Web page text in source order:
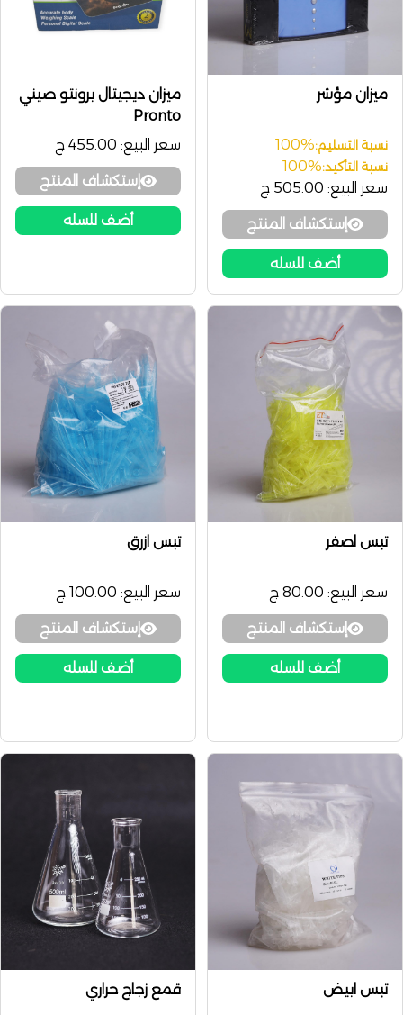
ميزان مؤشر
نسبة التسليم:100%
نسبة التأكيد:100%
سعر البيع: 505.00 ج
إستكشاف المنتج
أضف للسله
ميزان ديجيتال برونتو صيني
Pronto
سعر البيع: 455.00 ج
إستكشاف المنتج
أضف للسله
تبس اصفر
سعر البيع: 80.00 ج
إستكشاف المنتج
أضف للسله
تبس ازرق
سعر البيع: 100.00 ج
إستكشاف المنتج
أضف للسله
تبس ابيض قمع زجاج حراري